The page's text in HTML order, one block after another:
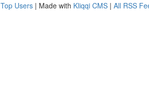
Top Users | Made with Kliqqi CMS | All RSS